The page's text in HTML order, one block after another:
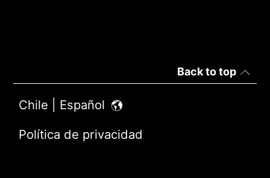
Back to top
Chile | Español
Política de privacidad